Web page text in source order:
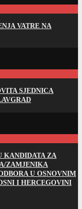
VATRE NA
SJEDNICA
KANDIDATA ZA
ZAMJENIKA
U OSNOVNIM
I HERCEGOVINI